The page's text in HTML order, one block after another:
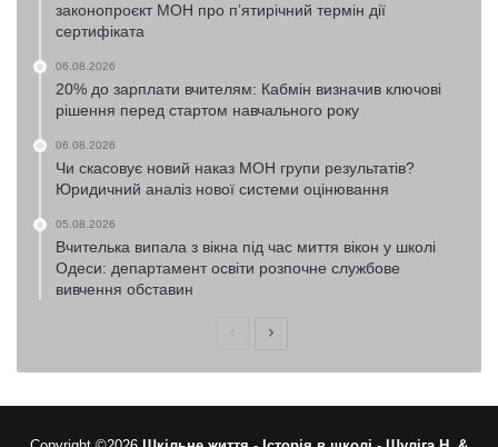
законопроєкт МОН про п’ятирічний термін дії
сертифіката
06.08.2026
20% до зарплати вчителям: Кабмін визначив ключові
рішення перед стартом навчального року
06.08.2026
Чи скасовує новий наказ МОН групи результатів?
Юридичний аналіз нової системи оцінювання
05.08.2026
Вчителька випала з вікна під час миття вікон у школі
Одеси: департамент освіти розпочне службове
вивчення обставин
ПопередняНаступна